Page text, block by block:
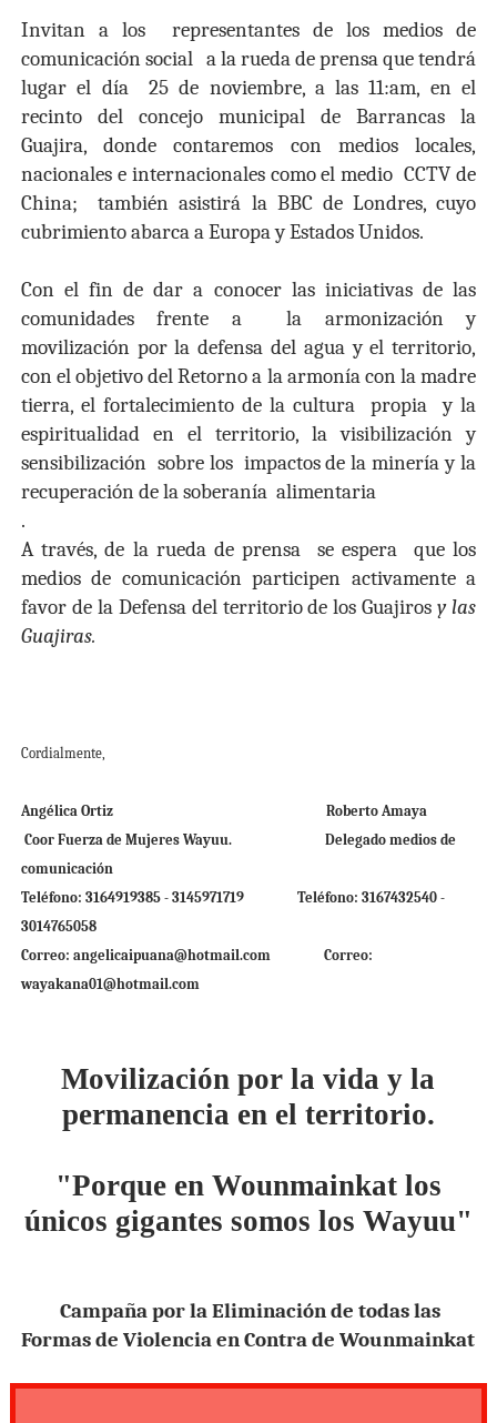
Invitan a los
representantes de los medios de
comunicación social a la rueda de prensa que tendrá
lugar el día
25 de noviembre, a las 11:am, en el
recinto del concejo municipal de Barrancas la
Guajira, donde contaremos con medios locales,
nacionales e internacionales como el medio CCTV de
China;
también asistirá la BBC de Londres, cuyo
cubrimiento abarca a Europa y Estados Unidos.
Con el fin de dar a conocer las iniciativas de las
comunidades frente a
la armonización y
movilización por la defensa del agua y el territorio,
con el objetivo del Retorno a la armonía con la madre
tierra, el fortalecimiento de la cultura
propia
y la
espiritualidad en el territorio, la visibilización y
sensibilización sobre los impactos de la minería y la
recuperación de la soberanía alimentaria
.
A través, de la rueda de prensa
se espera
que los
medios de comunicación participen activamente a
favor de la Defensa del territorio de los Guajirosy las
Guajiras.
Cordialmente,
Angélica Ortiz
Roberto Amaya
Coor Fuerza de Mujeres Wayuu.
Delegado medios de
comunicación
Teléfono: 3164919385 - 3145971719
Teléfono: 3167432540 -
3014765058
Correo: angelicaipuana@hotmail.com
Correo:
wayakana01@hotmail.com
Movilización por la vida y la
permanencia en el territorio.
"Porque en Wounmainkat los
únicos gigantes somos los Wayuu"
Campaña por la Eliminación de todas las
Formas de Violencia en Contra de Wounmainkat